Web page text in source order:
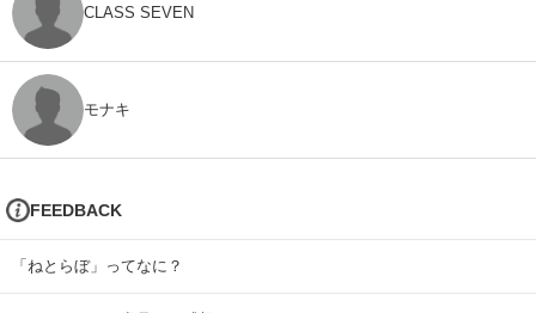
CLASS SEVEN
モナキ
FEEDBACK
「ねとらぼ」ってなに？